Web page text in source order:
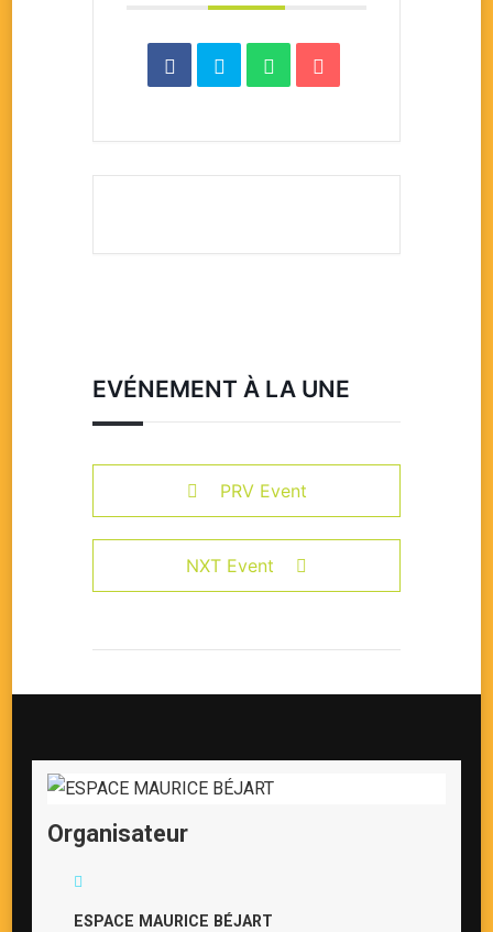
EVÉNEMENT À LA UNE
PRV Event
NXT Event
Organisateur
ESPACE MAURICE BÉJART